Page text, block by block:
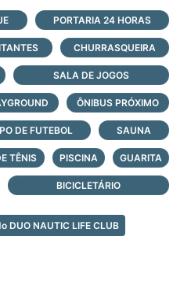
PORTARIA 24 HORAS
CHURRASQUEIRA
SALA DE JOGOS
ÔNIBUS PRÓXIMO
DE FUTEBOL SAUNA
TÊNIS PISCINA GUARITA
BICICLETÁRIO
DUO NAUTIC LIFE CLUB